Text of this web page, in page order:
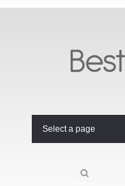
Select a page